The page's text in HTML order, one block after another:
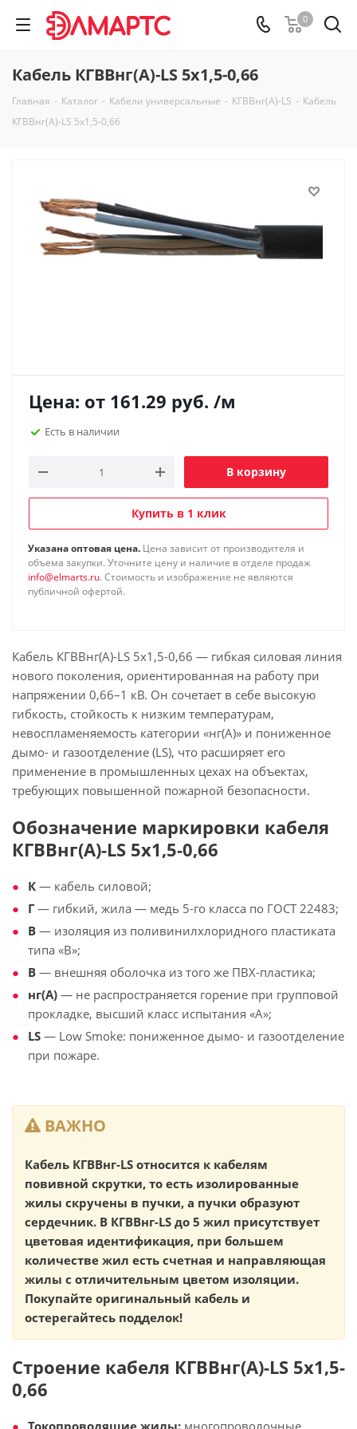
0
Кабель КГВВнг(А)-LS 5х1,5-0,66
Главная - Каталог - Кабели универсальные - КГВВнг(А)-LS - Кабель
КГВВнг(А)-LS 5х1,5-0,66
Цена: от 161.29 руб. /м
Есть в наличии
В корзину
Купить в 1 клик
Указана оптовая цена. Цена зависит от производителя и
объема закупки. Уточните цену и наличие в отделе продаж
info@elmarts.ru. Стоимость и изображение не являются
публичной офертой.
Кабель КГВВнг(А)-LS 5х1,5-0,66 — гибкая силовая линия
нового поколения, ориентированная на работу при
напряжении 0,66–1 кВ. Он сочетает в себе высокую
гибкость, стойкость к низким температурам,
невоспламеняемость категории «нг(А)» и пониженное
дымо- и газоотделение (LS), что расширяет его
применение в промышленных цехах на объектах,
требующих повышенной пожарной безопасности.
Обозначение маркировки кабеля
КГВВнг(А)-LS 5х1,5-0,66
К — кабель силовой;
Г — гибкий, жила — медь 5-го класса по ГОСТ 22483;
В — изоляция из поливинилхлоридного пластиката
типа «В»;
В — внешняя оболочка из того же ПВХ-пластика;
нг(А) — не распространяется горение при групповой
прокладке, высший класс испытания «А»;
LS — Low Smoke: пониженное дымо- и газоотделение
при пожаре.
ВАЖНО
Кабель КГВВнг-LS относится к кабелям
повивной скрутки, то есть изолированные
жилы скручены в пучки, а пучки образуют
сердечник. В КГВВнг-LS до 5 жил присутствует
цветовая идентификация, при большем
количестве жил есть счетная и направляющая
жилы с отличительным цветом изоляции.
Покупайте оригинальный кабель и
остерегайтесь подделок!
Строение кабеля КГВВнг(А)-LS 5х1,5-
0,66
Токопроводящие жилы: многопроволочные